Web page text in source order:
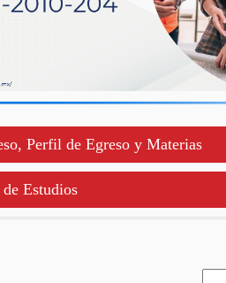
Perfil de Egreso y Materias
Estudios